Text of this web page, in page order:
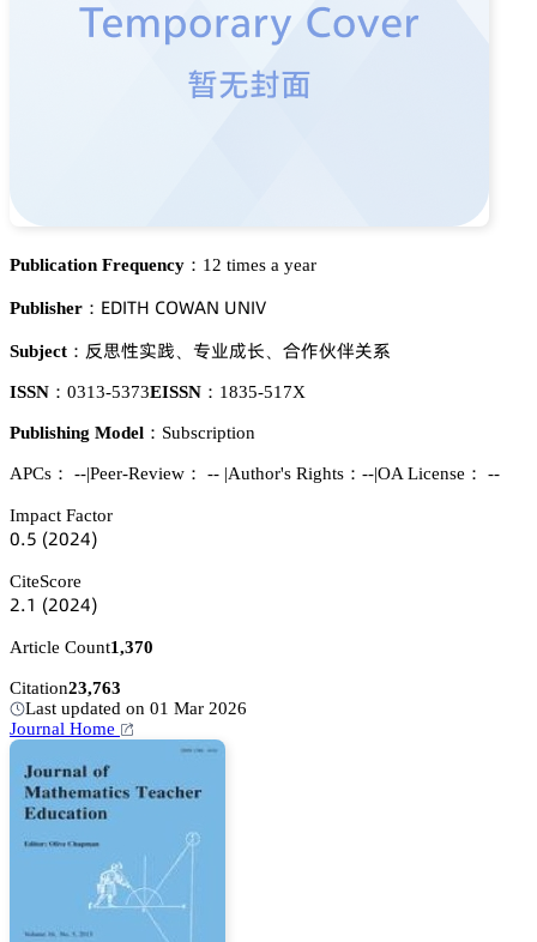
Publication Frequency： 12 times a year
Publisher： 乊枀喊穫㡶 。鵣遙嵻沟 侶沟喊妯
Subject： 锤㒙焬䐵喭 角簱㩆㾛 頵傒钻㼲姮忚
ISSN： 0313-5373EISSN： 1835-517X
Publishing Model： Subscription
APCs： --|Peer-Review： -- |Author's Rights：--|OA License： --
Impact Factor
蔡.逦 (缗蔡缗鋺)
CiteScore
缗.声 (缗蔡缗鋺)
Article Count1,370
Citation23,763
Last updated on 01 Mar 2026
Journal Home